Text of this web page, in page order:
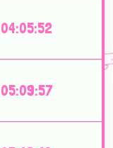
04:05:52
05:09:57